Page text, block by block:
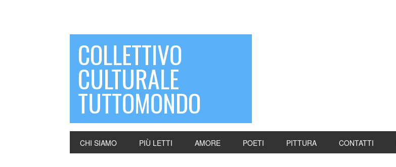
COLLETTIVO
CULTURALE
TUTTOMONDO
CHI SIAMO PIÙ LETTI AMORE POETI PITTURA CONTATTI